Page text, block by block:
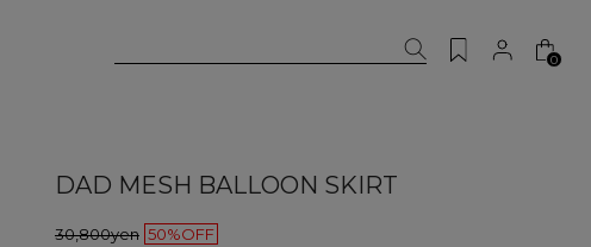
0
DAD MESH BALLOON SKIRT
30,800yen 50%OFF